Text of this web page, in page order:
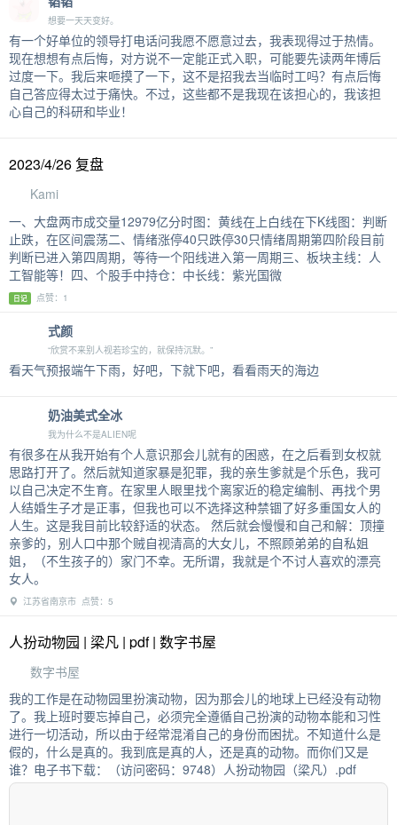
想要一天天变好。
有一个好单位的领导打电话问我愿不愿意过去，我表现得过于热情。
现在想想有点后悔，对方说不一定能正式入职，可能要先读两年博后
过度一下。我后来咂摸了一下，这不是招我去当临时工吗？有点后悔
自己答应得太过于痛快。不过，这些都不是我现在该担心的，我该担
心自己的科研和毕业！
2023/4/26 复盘
Kami
一、大盘两市成交量12979亿分时图：黄线在上白线在下K线图：判断
止跌，在区间震荡二、情绪涨停40只跌停30只情绪周期第四阶段目前
判断已进入第四周期，等待一个阳线进入第一周期三、板块主线：人
工智能等！四、个股手中持仓：中长线：紫光国微
日记 点赞：1
式颜
“欣赏不来别人视若珍宝的，就保持沉默。”
看天气预报端午下雨，好吧，下就下吧，看看雨天的海边
奶油美式全冰
我为什么不是ALIEN呢
有很多在从我开始有个人意识那会儿就有的困惑，在之后看到女权就
思路打开了。然后就知道家暴是犯罪，我的亲生爹就是个乐色，我可
以自己决定不生育。在家里人眼里找个离家近的稳定编制、再找个男
人结婚生子才是正事，但我也可以不选择这种禁锢了好多重国女人的
人生。这是我目前比较舒适的状态。 然后就会慢慢和自己和解：顶撞
亲爹的，别人口中那个贼自视清高的大女儿，不照顾弟弟的自私姐
姐，（不生孩子的）家门不幸。无所谓，我就是个不讨人喜欢的漂亮
女人。
江苏省南京市 点赞：5
人扮动物园 | 梁凡 | pdf | 数字书屋
数字书屋
我的工作是在动物园里扮演动物，因为那会儿的地球上已经没有动物
了。我上班时要忘掉自己，必须完全遵循自己扮演的动物本能和习性
进行一切活动，所以由于经常混淆自己的身份而困扰。不知道什么是
假的，什么是真的。我到底是真的人，还是真的动物。而你们又是
谁？电子书下载：（访问密码：9748）人扮动物园（梁凡）.pdf